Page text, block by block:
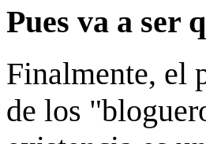
Pues va a ser
Finalmente, el
de los